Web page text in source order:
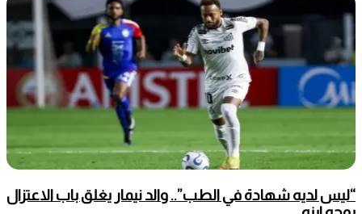
“ليس لديه شهادة في الطب”.. والد نيمار يغلق باب الاعتزال